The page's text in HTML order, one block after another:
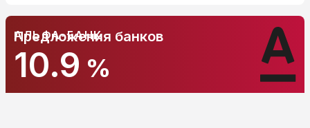
АЛЬФА-БАНК
10.9 %
Предложения банков